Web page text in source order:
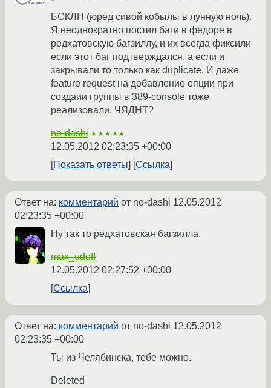
БСКЛН (юред сивой кобылы в лунную ночь).
Я неоднократно постил баги в федоре в
редхатовскую багзиллу, и их всегда фиксили
если этот баг подтверждался, а если и
закрывали то только как duplicate. И даже
feature request на добавление опции при
создаии группы в 389-console тоже
реализовали. ЧЯДНТ?
no-dashi ★★★★★
12.05.2012 02:23:35 +00:00
Показать ответы
Ссылка
Ответ на: комментарий от no-dashi 12.05.2012
02:23:35 +00:00
Ну так то редхатовская багзилла.
max_udoff
12.05.2012 02:27:52 +00:00
Ссылка
Ответ на: комментарий от no-dashi 12.05.2012
02:23:35 +00:00
Ты из Челябинска, тебе можно.
Deleted